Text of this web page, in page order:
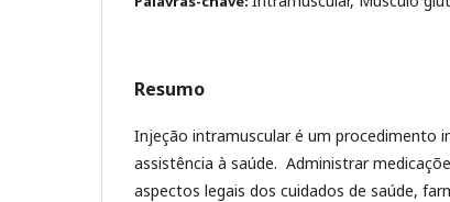
Resumo
Injeção intramuscular é um procedimento
assistência à saúde. Administrar
aspectos legais dos cuidados de saúde,